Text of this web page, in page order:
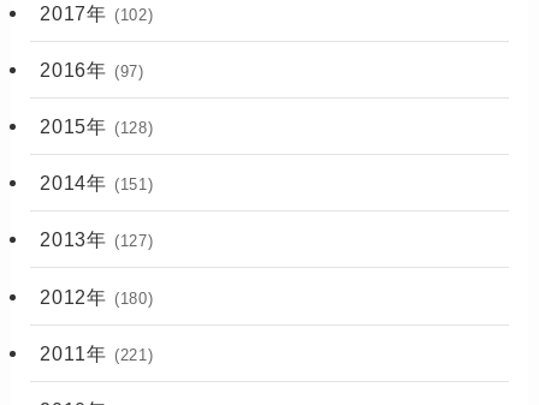
2017年 (102)
2016年 (97)
2015年 (128)
2014年 (151)
2013年 (127)
2012年 (180)
2011年 (221)